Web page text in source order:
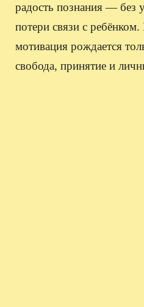
радость познания — без
потери связи с
мотивация рождается
свобода, принятие и